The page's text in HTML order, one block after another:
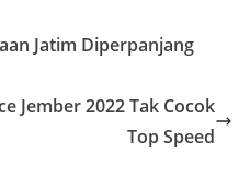
Jatim Diperpanjang
Jember 2022 Tak Cocok
Top Speed